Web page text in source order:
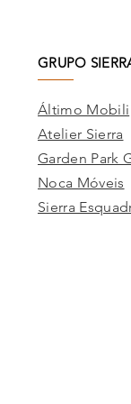
GRUPO
Áltimo Mobili
Atelier Sierra
Garden Park
Noca Móveis
Sierra